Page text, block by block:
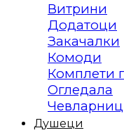
Витрини
Додатоци
Закачалки
Комоди
Комплети
Огледала
Душеци